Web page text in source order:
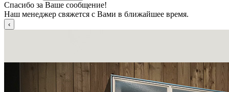
Спасибо за Ваше сообщение!
Наш менеджер свяжется с Вами в ближайшее время.